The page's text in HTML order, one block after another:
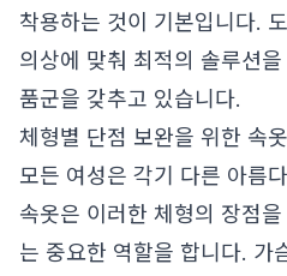
착용하는 것이 기본입니다.
의상에 맞춰 최적의 솔루션
품군을 갖추고 있습니다.
체형별 단점 보완을 위한 속
모든 여성은 각기 다른 아름
속옷은 이러한 체형의 장점
는 중요한 역할을 합니다. 가